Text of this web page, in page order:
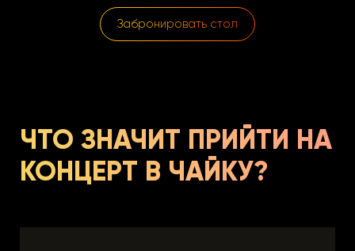
Забронировать стол
ЧТО ЗНАЧИТ ПРИЙТИ НА
КОНЦЕРТ В ЧАЙКУ?